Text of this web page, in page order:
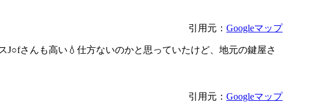
引用元： Googleマップ
さんも高い💧仕方ないのかと思っていたけど、地元の鍵屋さ
引用元： Googleマップ